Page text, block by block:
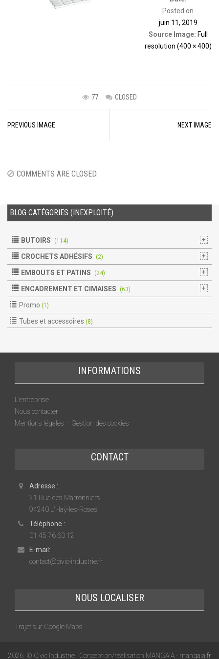
Posted on
juin 11, 2019
Source Image: Full
resolution (400 × 400)
77 CLOSED
navigation
PREVIOUS IMAGE NEXT IMAGE
COMMENTS ARE CLOSED.
BLOG CATÉGORIES (INEXPLOITÉ)
BUTOIRS (114)
CROCHETS ADHÉSIFS (2)
EMBOUTS ET PATINS (24)
ENCADREMENT ET CIMAISES (63)
Promo (1)
Tubes et accessoires (8)
INFORMATIONS
L’entreprise
Nous contacter
Mentions légales – Gestion des cookies
CONTACT
Adresse :
21 Rue des Marronniers
94240 L'Haÿ-les-Roses
Téléphone :
01 45 76 60 12
E-mail:
contact@civic-industrie.fr
NOUS LOCALISER
Trajet sur Google Maps
2026 © Civic Industrie | Conception/réalisation MANGAIA - mangaia.fr